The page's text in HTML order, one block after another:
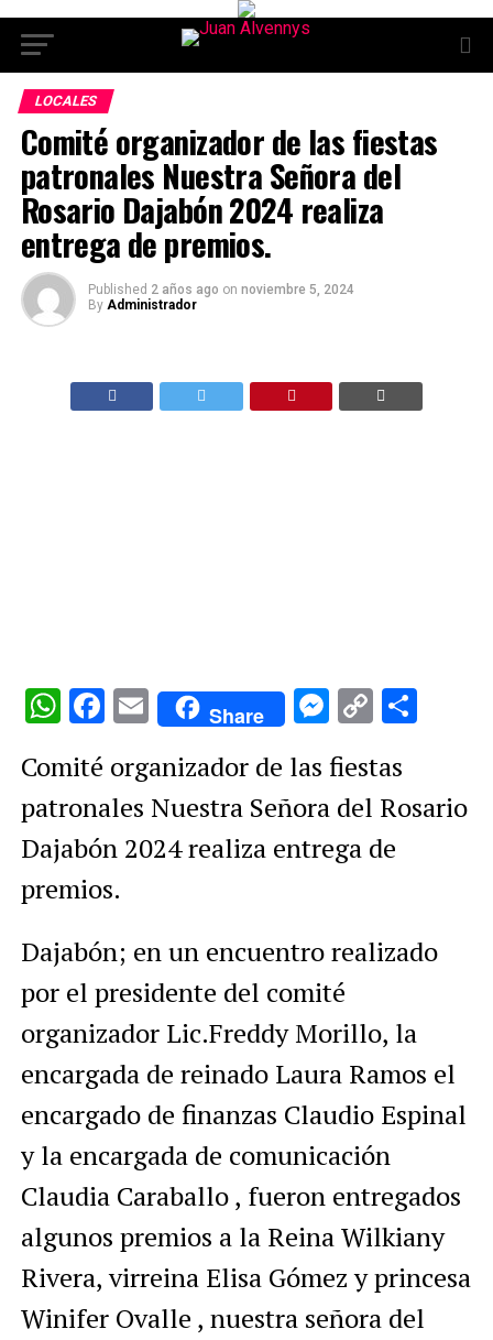
LOCALES
Comité organizador de las fiestas
patronales Nuestra Señora del
Rosario Dajabón 2024 realiza
entrega de premios.
Published 2 años ago on noviembre 5, 2024
By Administrador
WhatsApp
Facebook
EmailShare
Copy
Comité organizador de las fiestas
patronales Nuestra Señora del Rosario
Dajabón 2024 realiza entrega de
premios.
Dajabón; en un encuentro realizado
por el presidente del comité
organizador Lic.Freddy Morillo, la
encargada de reinado Laura Ramos el
encargado de finanzas Claudio Espinal
y la encargada de comunicación
Claudia Caraballo , fueron entregados
algunos premios a la Reina Wilkiany
Rivera, virreina Elisa Gómez y princesa
Winifer Ovalle , nuestra señora del